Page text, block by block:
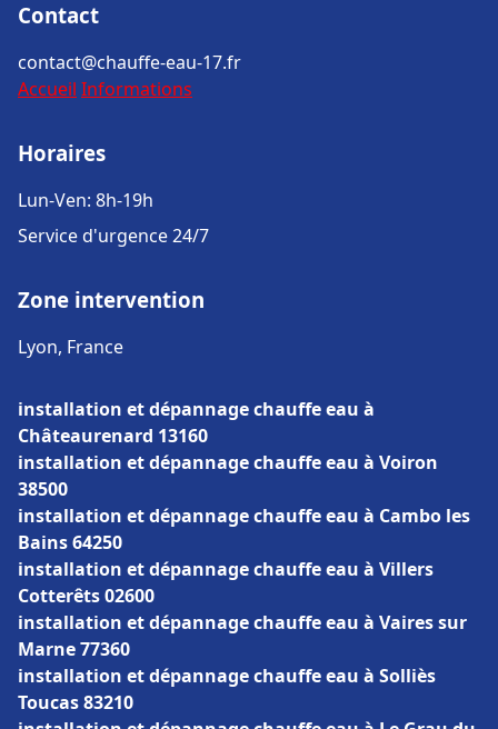
Contact
contact@chauffe-eau-17.fr
Accueil Informations
Horaires
Lun-Ven: 8h-19h
Service d'urgence 24/7
Zone intervention
Lyon, France
installation et dépannage chauffe eau à
Châteaurenard 13160
installation et dépannage chauffe eau à Voiron
38500
installation et dépannage chauffe eau à Cambo les
Bains 64250
installation et dépannage chauffe eau à Villers
Cotterêts 02600
installation et dépannage chauffe eau à Vaires sur
Marne 77360
installation et dépannage chauffe eau à Solliès
Toucas 83210